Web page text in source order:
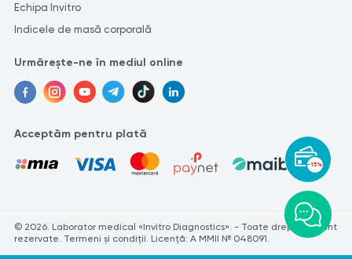
-15%
Echipa Invitro
Indicele de masă corporală
Urmărește-ne în mediul online
Acceptăm pentru plată
© 2026. Laborator medical «Invitro Diagnostics». - Toate drepturile sunt
rezervate. Termeni și condiții. Licență: A MMII № 048091.